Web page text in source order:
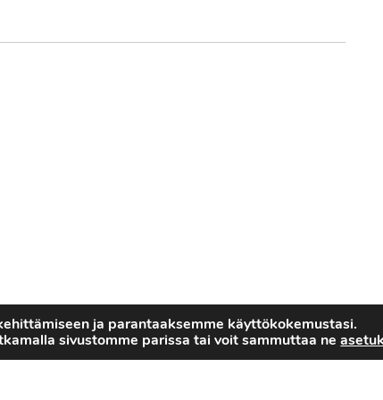
ja parantaaksemme käyttökokemustasi.
sivustomme parissa tai voit sammuttaa ne